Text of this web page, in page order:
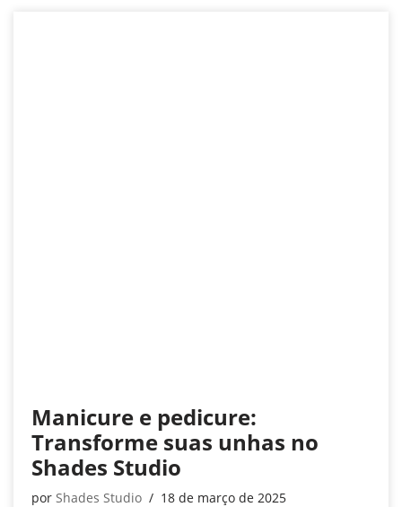
Manicure e pedicure:
Transforme suas unhas no
Shades Studio
por Shades Studio 18 de março de 2025